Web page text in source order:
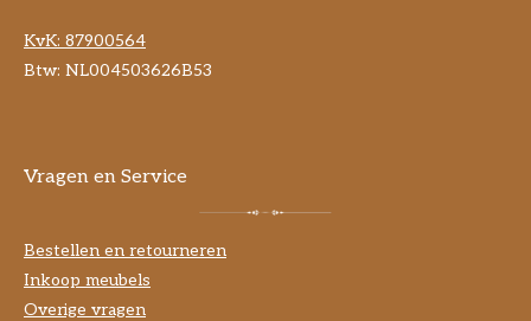
KvK: 87900564
Btw: NL004503626B53
Vragen en Service
Bestellen en retourneren
Inkoop meubels
Overige vragen